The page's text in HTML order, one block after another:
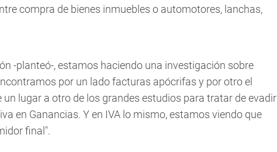
compra de bienes inmuebles o automotores, lanchas,
-planteó-, estamos haciendo una investigación sobre
por un lado facturas apócrifas y por otro el
lugar a otro de los grandes estudios para tratar de evadir
en Ganancias. Y en IVA lo mismo, estamos viendo que
final".